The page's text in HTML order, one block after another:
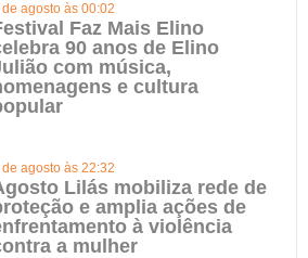
de agosto às 00:02
Faz Mais Elino
90 anos de Elino
com música,
e cultura
de agosto às 22:32
Lilás mobiliza rede de
e amplia ações de
à violência
a mulher